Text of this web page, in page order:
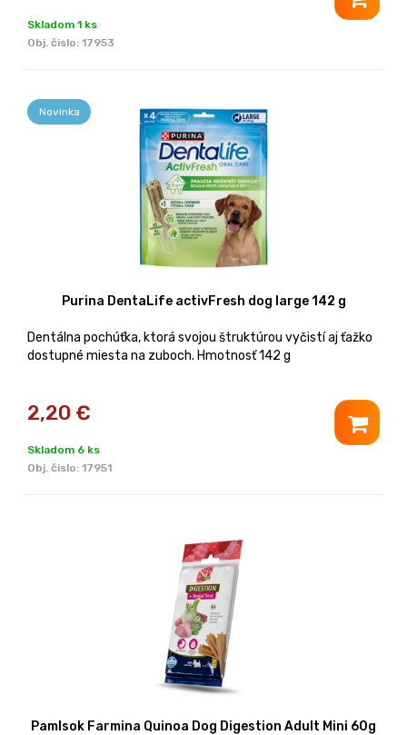
Skladom 1 ks
Obj. čislo: 17953
Novinka
Purina DentaLife activFresh dog large 142 g
Dentálna pochúťka, ktorá svojou štruktúrou vyčistí aj ťažko
dostupné miesta na zuboch. Hmotnosť 142 g
2,20 €
Skladom 6 ks
Obj. čislo: 17951
Pamlsok Farmina Quinoa Dog Digestion Adult Mini 60g